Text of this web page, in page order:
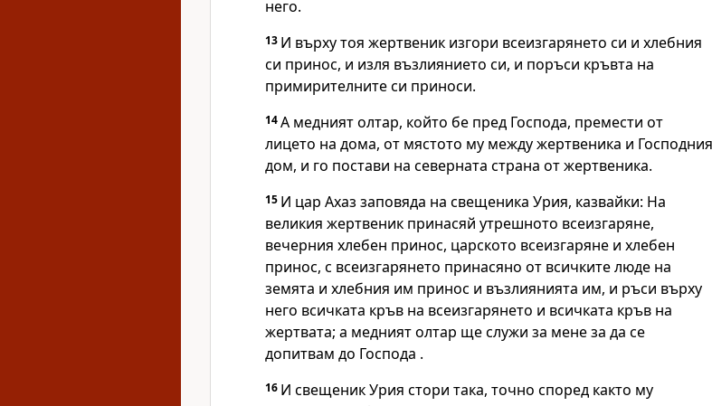
него.
13 И върху тоя жертвеник изгори всеизгарянето си и хлебния
си принос, и изля възлиянието си, и поръси кръвта на
примирителните си приноси.
14А медният олтар, който бе пред Господа, премести от
лицето на дома, от мястото му между жертвеника и Господния
дом, и го постави на северната страна от жертвеника.
15 И цар Ахаз заповяда на свещеника Урия, казвайки: На
великия жертвеник принасяй утрешното всеизгаряне,
вечерния хлебен принос, царското всеизгаряне и хлебен
принос, с всеизгарянето принасяно от всичките люде на
земята и хлебния им принос и възлиянията им, и ръси върху
него всичката кръв на всеизгарянето и всичката кръв на
жертвата; а медният олтар ще служи за мене за да се
допитвам до Господа .
16 И свещеник Урия стори така, точно според както му